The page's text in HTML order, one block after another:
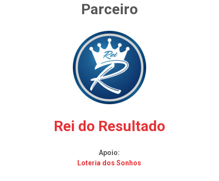
Parceiro
Rei do Resultado
Apoio:
Loteria dos Sonhos